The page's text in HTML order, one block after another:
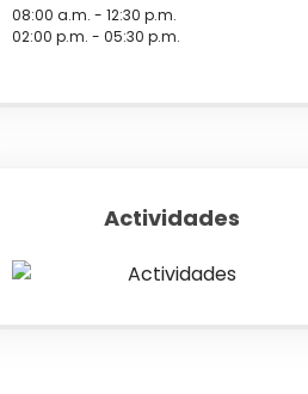
08:00 a.m. - 12:30 p.m.
02:00 p.m. - 05:30 p.m.
Actividades